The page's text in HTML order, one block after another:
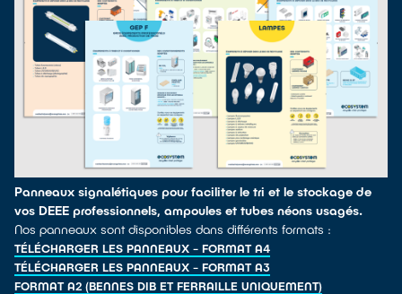
Panneaux signalétiques pour faciliter le tri et le stockage de
vos DEEE professionnels, ampoules et tubes néons usagés.
Nos panneaux sont disponibles dans différents formats :
TÉLÉCHARGER LES PANNEAUX - FORMAT A4
TÉLÉCHARGER LES PANNEAUX - FORMAT A3
FORMAT A2 (BENNES DIB ET FERRAILLE UNIQUEMENT)